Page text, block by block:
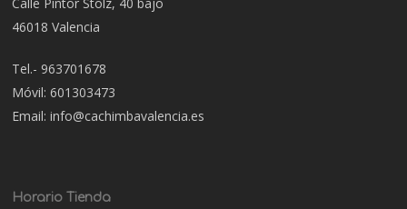
46018 Valencia
Tel.- 963701678
Móvil: 601303473
Email: info@cachimbavalencia.es
Horario Tienda